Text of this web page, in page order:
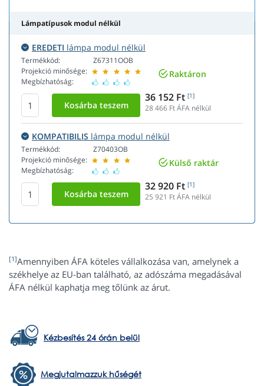
Lámpatípusok modul nélkül
EREDETI lámpa modul nélkül
Termékkód:
Projekció minősége:
Megbízhatóság:
Z67311OOB
Raktáron
36 152 Ft [1]
28 466 Ft ÁFA nélkül
KOMPATIBILIS lámpa modul nélkül
Termékkód:
Projekció minősége:
Megbízhatóság:
Z70403OB
Külső raktár
32 920 Ft [1]
25 921 Ft ÁFA nélkül
[1]Amennyiben ÁFA köteles vállalkozása van, amelynek a
székhelye az EU-ban található, az adószáma megadásával
ÁFA nélkül kaphatja meg tőlünk az árut.
Kézbesítés 24 órán belül
Megjutalmazzuk hűségét